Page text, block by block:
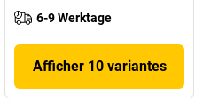
6-9 Werktage
Afficher 10 variantes